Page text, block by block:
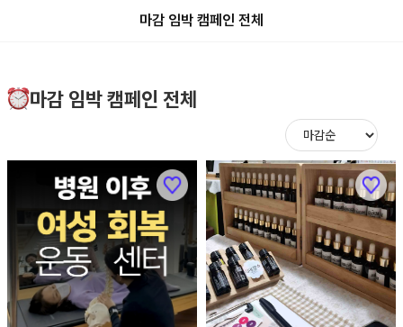
마감 임박 캠페인 전체
마감 임박 캠페인 전체